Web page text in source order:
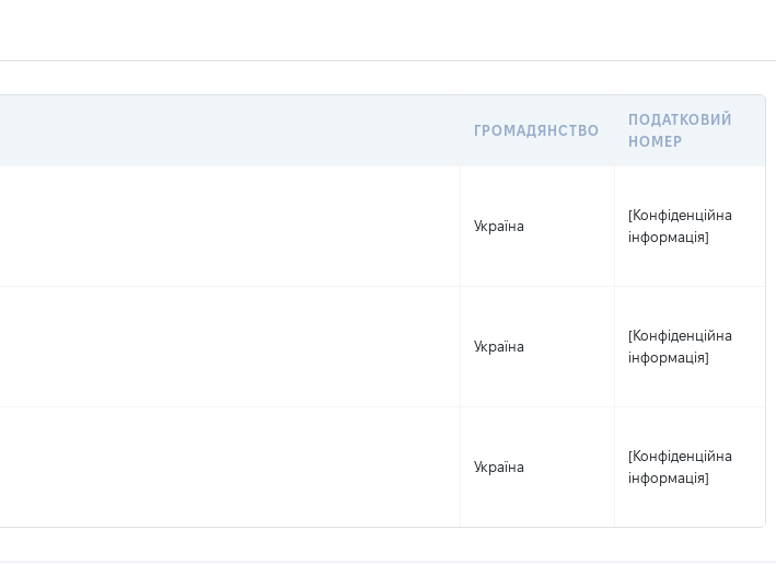
ГРОМАДЯНСТВО
ПОДАТКОВИЙ
НОМЕР
Україна
[Конфіденційна
інформація]
Україна
[Конфіденційна
інформація]
Україна
[Конфіденційна
інформація]